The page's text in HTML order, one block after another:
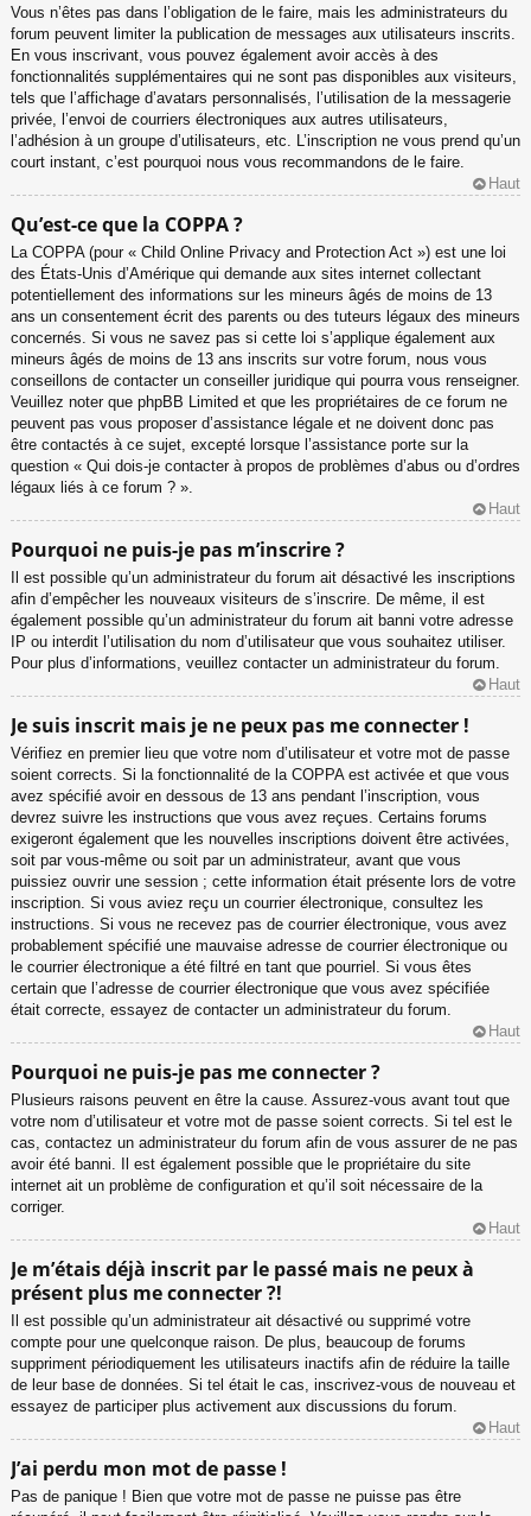
Vous n’êtes pas dans l’obligation de le faire, mais les administrateurs du
forum peuvent limiter la publication de messages aux utilisateurs inscrits.
En vous inscrivant, vous pouvez également avoir accès à des
fonctionnalités supplémentaires qui ne sont pas disponibles aux visiteurs,
tels que l’affichage d’avatars personnalisés, l’utilisation de la messagerie
privée, l’envoi de courriers électroniques aux autres utilisateurs,
l’adhésion à un groupe d’utilisateurs, etc. L’inscription ne vous prend qu’un
court instant, c’est pourquoi nous vous recommandons de le faire.
Haut
Qu’est-ce que la COPPA ?
La COPPA (pour « Child Online Privacy and Protection Act ») est une loi
des États-Unis d’Amérique qui demande aux sites internet collectant
potentiellement des informations sur les mineurs âgés de moins de 13
ans un consentement écrit des parents ou des tuteurs légaux des mineurs
concernés. Si vous ne savez pas si cette loi s’applique également aux
mineurs âgés de moins de 13 ans inscrits sur votre forum, nous vous
conseillons de contacter un conseiller juridique qui pourra vous renseigner.
Veuillez noter que phpBB Limited et que les propriétaires de ce forum ne
peuvent pas vous proposer d’assistance légale et ne doivent donc pas
être contactés à ce sujet, excepté lorsque l’assistance porte sur la
question « Qui dois-je contacter à propos de problèmes d’abus ou d’ordres
légaux liés à ce forum ? ».
Haut
Pourquoi ne puis-je pas m’inscrire ?
Il est possible qu’un administrateur du forum ait désactivé les inscriptions
afin d’empêcher les nouveaux visiteurs de s’inscrire. De même, il est
également possible qu’un administrateur du forum ait banni votre adresse
IP ou interdit l’utilisation du nom d’utilisateur que vous souhaitez utiliser.
Pour plus d’informations, veuillez contacter un administrateur du forum.
Haut
Je suis inscrit mais je ne peux pas me connecter !
Vérifiez en premier lieu que votre nom d’utilisateur et votre mot de passe
soient corrects. Si la fonctionnalité de la COPPA est activée et que vous
avez spécifié avoir en dessous de 13 ans pendant l’inscription, vous
devrez suivre les instructions que vous avez reçues. Certains forums
exigeront également que les nouvelles inscriptions doivent être activées,
soit par vous-même ou soit par un administrateur, avant que vous
puissiez ouvrir une session ; cette information était présente lors de votre
inscription. Si vous aviez reçu un courrier électronique, consultez les
instructions. Si vous ne recevez pas de courrier électronique, vous avez
probablement spécifié une mauvaise adresse de courrier électronique ou
le courrier électronique a été filtré en tant que pourriel. Si vous êtes
certain que l’adresse de courrier électronique que vous avez spécifiée
était correcte, essayez de contacter un administrateur du forum.
Haut
Pourquoi ne puis-je pas me connecter ?
Plusieurs raisons peuvent en être la cause. Assurez-vous avant tout que
votre nom d’utilisateur et votre mot de passe soient corrects. Si tel est le
cas, contactez un administrateur du forum afin de vous assurer de ne pas
avoir été banni. Il est également possible que le propriétaire du site
internet ait un problème de configuration et qu’il soit nécessaire de la
corriger.
Haut
Je m’étais déjà inscrit par le passé mais ne peux à
présent plus me connecter ?!
Il est possible qu’un administrateur ait désactivé ou supprimé votre
compte pour une quelconque raison. De plus, beaucoup de forums
suppriment périodiquement les utilisateurs inactifs afin de réduire la taille
de leur base de données. Si tel était le cas, inscrivez-vous de nouveau et
essayez de participer plus activement aux discussions du forum.
Haut
J’ai perdu mon mot de passe !
Pas de panique ! Bien que votre mot de passe ne puisse pas être